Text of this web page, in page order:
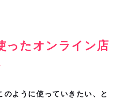
ったオンライン店
ように使っていきたい、と